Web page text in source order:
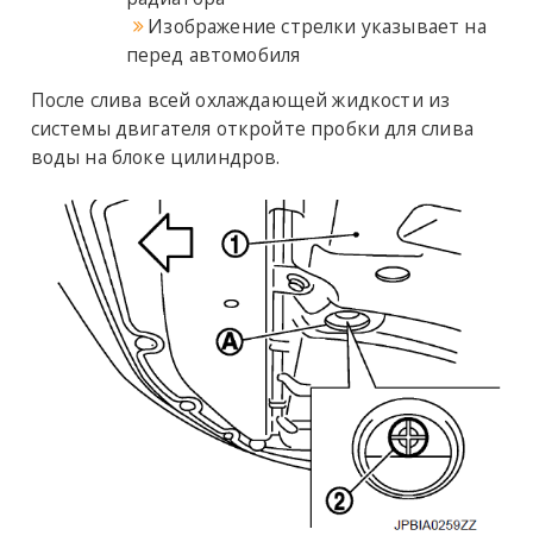
Изображение стрелки указывает на
перед автомобиля
После слива всей охлаждающей жидкости из
системы двигателя откройте пробки для слива
воды на блоке цилиндров.